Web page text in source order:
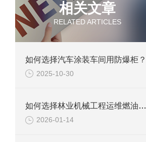
相关文章
RELATED ARTICLES
如何选择汽车涂装车间用防爆柜？
2025-10-30
如何选择林业机械工程运维燃油区用防爆柜？
2026-01-14